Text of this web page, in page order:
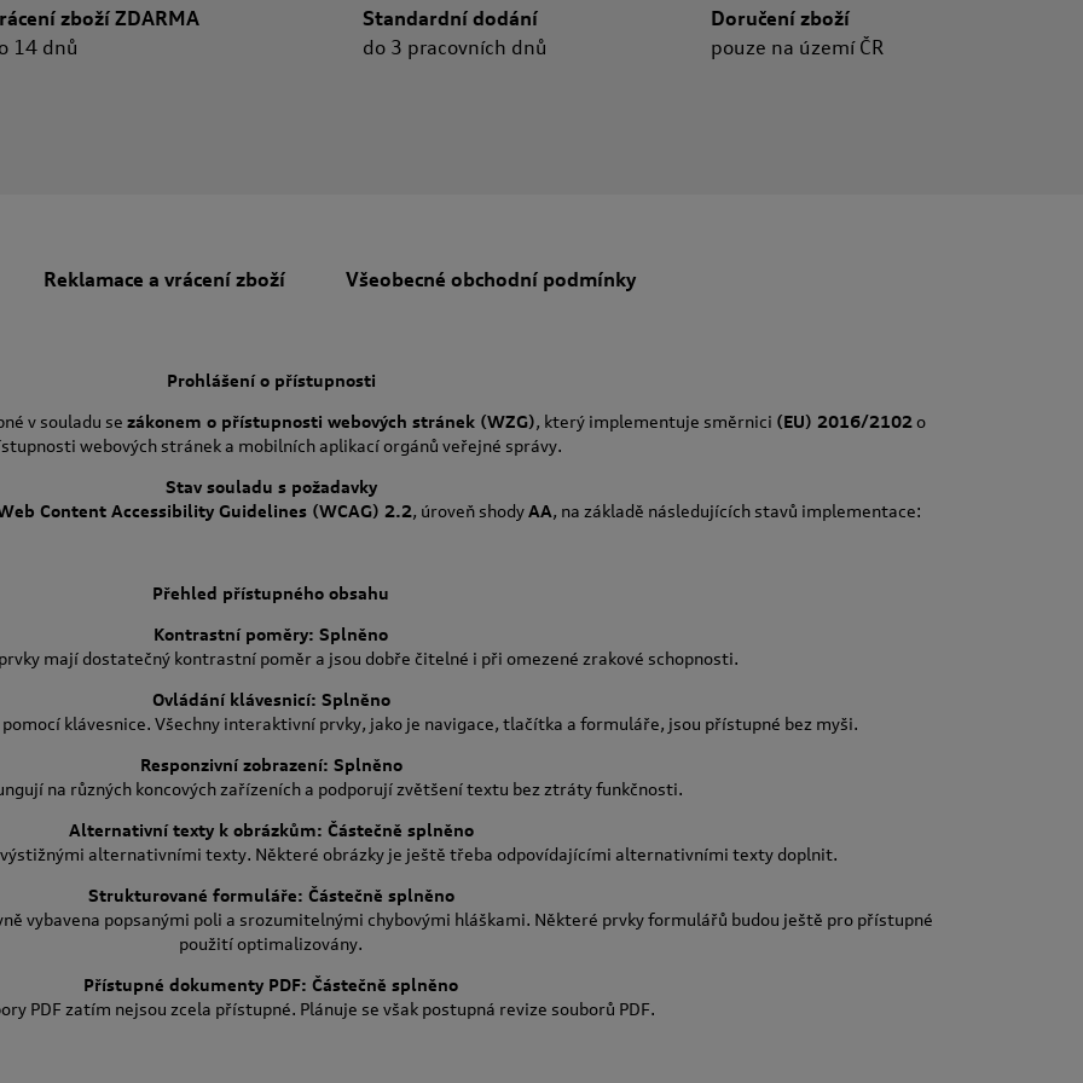
zboží ZDARMA
14 dnů
Standardní dodání
do 3 pracovních dnů
Doručení zboží
pouze na území ČR
Reklamace a vrácení zboží Všeobecné obchodní podmínky
Prohlášení o přístupnosti
v souladu se zákonem o přístupnosti webových stránek (WZG), který implementuje směrnici (EU) 2016/2102o
webových stránek a mobilních aplikací orgánů veřejné správy.
Stav souladu s požadavky
Content Accessibility Guidelines (WCAG) 2.2, úroveň shodyAA, na základě následujících stavů implementace:
Přehled přístupného obsahu
Kontrastní poměry: Splněno
mají dostatečný kontrastní poměr a jsou dobře čitelné i při omezené zrakové schopnosti.
Ovládání klávesnicí: Splněno
klávesnice. Všechny interaktivní prvky, jako je navigace, tlačítka a formuláře, jsou přístupné bez myši.
Responzivní zobrazení: Splněno
na různých koncových zařízeních a podporují zvětšení textu bez ztráty funkčnosti.
Alternativní texty k obrázkům: Částečně splněno
alternativními texty. Některé obrázky je ještě třeba odpovídajícími alternativními texty doplnit.
Strukturované formuláře: Částečně splněno
vybavena popsanými poli a srozumitelnými chybovými hláškami. Některé prvky formulářů budou ještě pro přístupné
použití optimalizovány.
Přístupné dokumenty PDF: Částečně splněno
PDF zatím nejsou zcela přístupné. Plánuje se však postupná revize souborů PDF.